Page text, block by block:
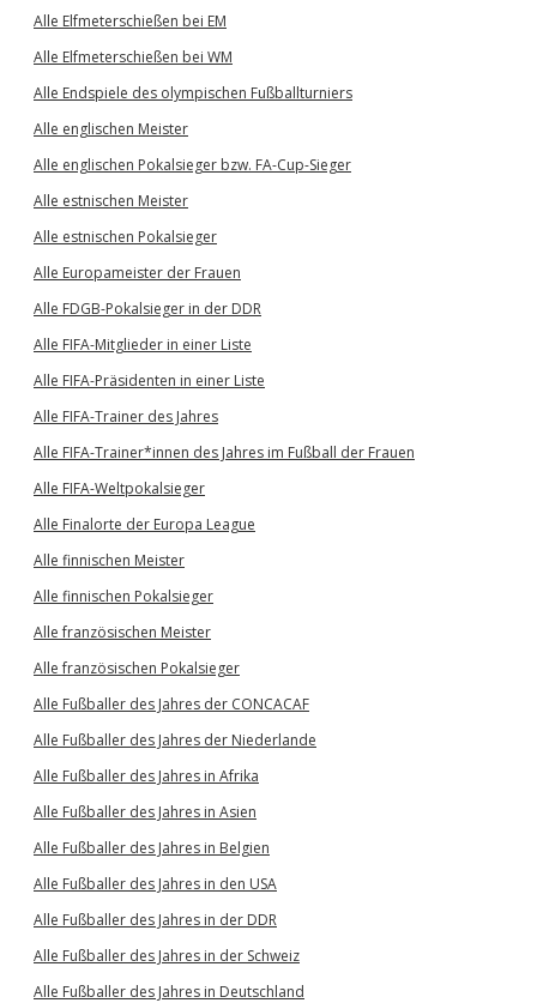
Alle Elfmeterschießen bei EM
Alle Elfmeterschießen bei WM
Alle Endspiele des olympischen Fußballturniers
Alle englischen Meister
Alle englischen Pokalsieger bzw. FA-Cup-Sieger
Alle estnischen Meister
Alle estnischen Pokalsieger
Alle Europameister der Frauen
Alle FDGB-Pokalsieger in der DDR
Alle FIFA-Mitglieder in einer Liste
Alle FIFA-Präsidenten in einer Liste
Alle FIFA-Trainer des Jahres
Alle FIFA-Trainer*innen des Jahres im Fußball der Frauen
Alle FIFA-Weltpokalsieger
Alle Finalorte der Europa League
Alle finnischen Meister
Alle finnischen Pokalsieger
Alle französischen Meister
Alle französischen Pokalsieger
Alle Fußballer des Jahres der CONCACAF
Alle Fußballer des Jahres der Niederlande
Alle Fußballer des Jahres in Afrika
Alle Fußballer des Jahres in Asien
Alle Fußballer des Jahres in Belgien
Alle Fußballer des Jahres in den USA
Alle Fußballer des Jahres in der DDR
Alle Fußballer des Jahres in der Schweiz
Alle Fußballer des Jahres in Deutschland